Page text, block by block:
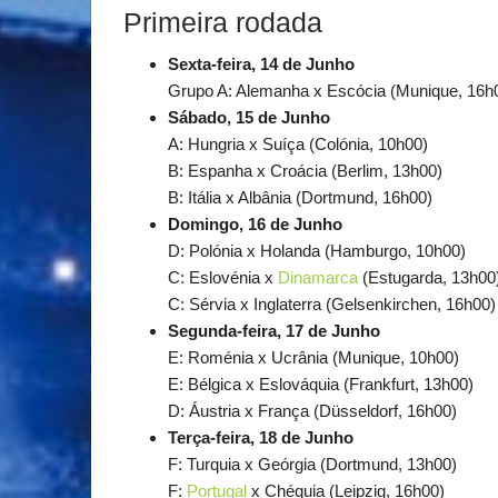
Primeira rodada
Sexta-feira, 14 de Junho
Grupo A: Alemanha x Escócia (Munique,
Sábado, 15 de Junho
A: Hungria x Suíça (Colónia, 10h00)
B: Espanha x Croácia (Berlim, 13h00)
B: Itália x Albânia (Dortmund, 16h00)
Domingo, 16 de Junho
D: Polónia x Holanda (Hamburgo, 10h00)
C: Eslovénia x Dinamarca (Estugarda,
C: Sérvia x Inglaterra (Gelsenkirchen, 16h00)
Segunda-feira, 17 de Junho
E: Roménia x Ucrânia (Munique, 10h00)
E: Bélgica x Eslováquia (Frankfurt, 13h00)
D: Áustria x França (Düsseldorf, 16h00)
Terça-feira, 18 de Junho
F: Turquia x Geórgia (Dortmund, 13h00)
F: Portugal x Chéquia (Leipzig, 16h00)